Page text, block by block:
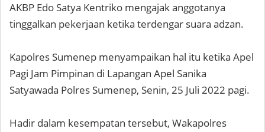
AKBP Edo Satya Kentriko mengajak anggotanya
tinggalkan pekerjaan ketika terdengar suara adzan.
Kapolres Sumenep menyampaikan hal itu ketika Apel
Pagi Jam Pimpinan di Lapangan Apel Sanika
Satyawada Polres Sumenep, Senin, 25 Juli 2022 pagi.
Hadir dalam kesempatan tersebut, Wakapolres